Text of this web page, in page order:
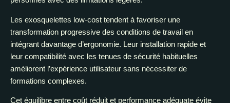
Les exosquelettes low-cost tendent à favoriser une
transformation progressive des conditions de travail en
intégrant davantage d’ergonomie. Leur installation rapide et
leur compatibilité avec les tenues de sécurité habituelles
améliorent l’expérience utilisateur sans nécessiter de
formations complexes.
Cet équilibre entre coût réduit et performance adéquate évite